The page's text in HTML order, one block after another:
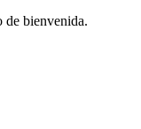
de bienvenida.